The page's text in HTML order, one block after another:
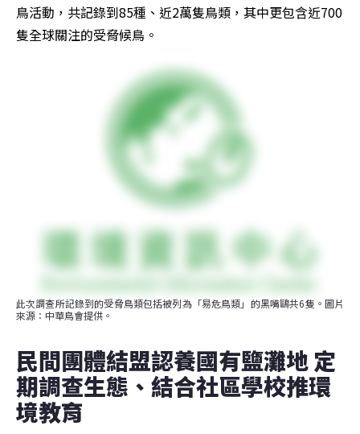
鳥活動，共記錄到85種、近2萬隻鳥類，其中更包含近700
隻全球關注的受脅候鳥。
此次調查所記錄到的受脅鳥類包括被列為「易危鳥類」的黑嘴鷗共6隻。圖片
來源：中華鳥會提供。
民間團體結盟認養國有鹽灘地 定
期調查生態、結合社區學校推環
境教育